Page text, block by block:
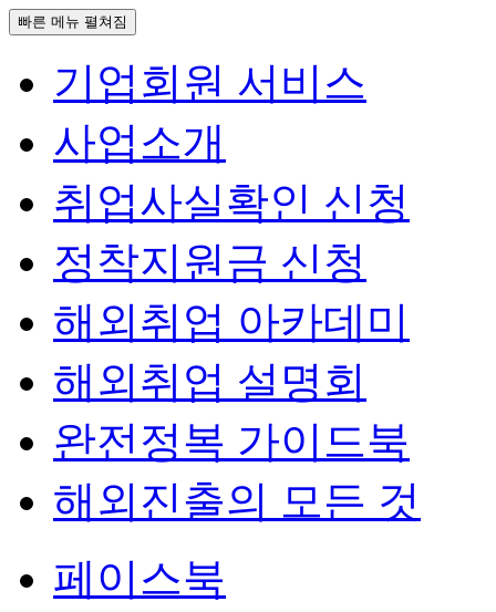
빠른 메뉴 펼쳐짐
기업회원 서비스
사업소개
취업사실확인 신청
정착지원금 신청
해외취업 아카데미
해외취업 설명회
완전정복 가이드북
해외진출의 모든 것
페이스북